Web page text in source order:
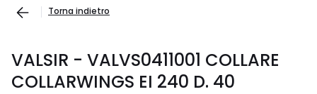
Torna indietro
VALSIR - VALVS0411001 COLLARE
COLLARWINGS EI 240 D. 40